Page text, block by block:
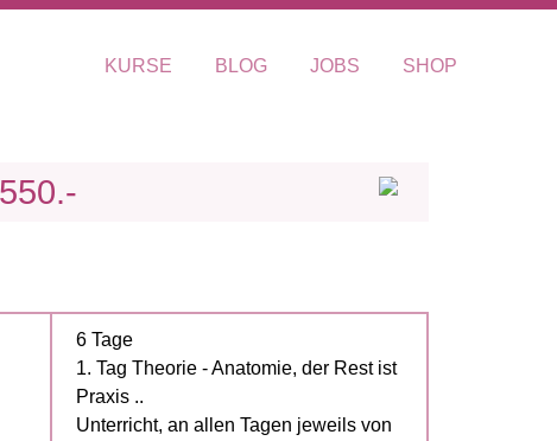
KURSE BLOG JOBS SHOP
6 Tage
1. Tag Theorie - Anatomie, der Rest ist
Praxis ..
Unterricht, an allen Tagen jeweils von